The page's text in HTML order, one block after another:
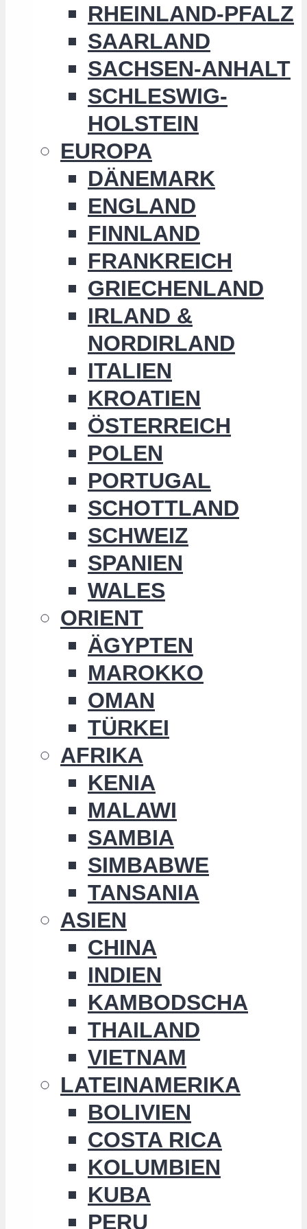
RHEINLAND-PFALZ
SAARLAND
SACHSEN-ANHALT
SCHLESWIG-
HOLSTEIN
EUROPA
DÄNEMARK
ENGLAND
FINNLAND
FRANKREICH
GRIECHENLAND
IRLAND &
NORDIRLAND
ITALIEN
KROATIEN
ÖSTERREICH
POLEN
PORTUGAL
SCHOTTLAND
SCHWEIZ
SPANIEN
WALES
ORIENT
ÄGYPTEN
MAROKKO
OMAN
TÜRKEI
AFRIKA
KENIA
MALAWI
SAMBIA
SIMBABWE
TANSANIA
ASIEN
CHINA
INDIEN
KAMBODSCHA
THAILAND
VIETNAM
LATEINAMERIKA
BOLIVIEN
COSTA RICA
KOLUMBIEN
KUBA
PERU